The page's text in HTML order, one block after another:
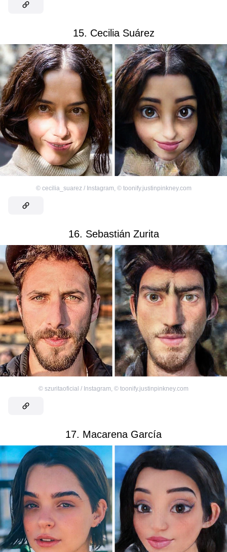
15. Cecilia Suárez
© cecilia_suarez / Instagram © toonify.justinpinkney.com
16. Sebastián Zurita
© szuritaoficial / Instagram, © toonify.justinpinkney.com
17. Macarena García